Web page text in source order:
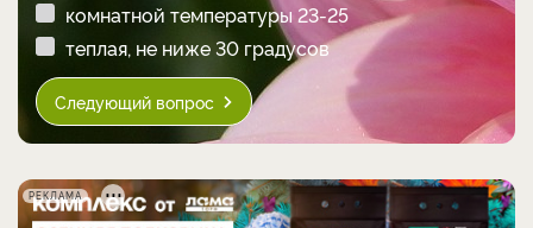
комнатной температуры 23-25
теплая, не ниже 30 градусов
Следующий вопрос
РЕКЛАМА